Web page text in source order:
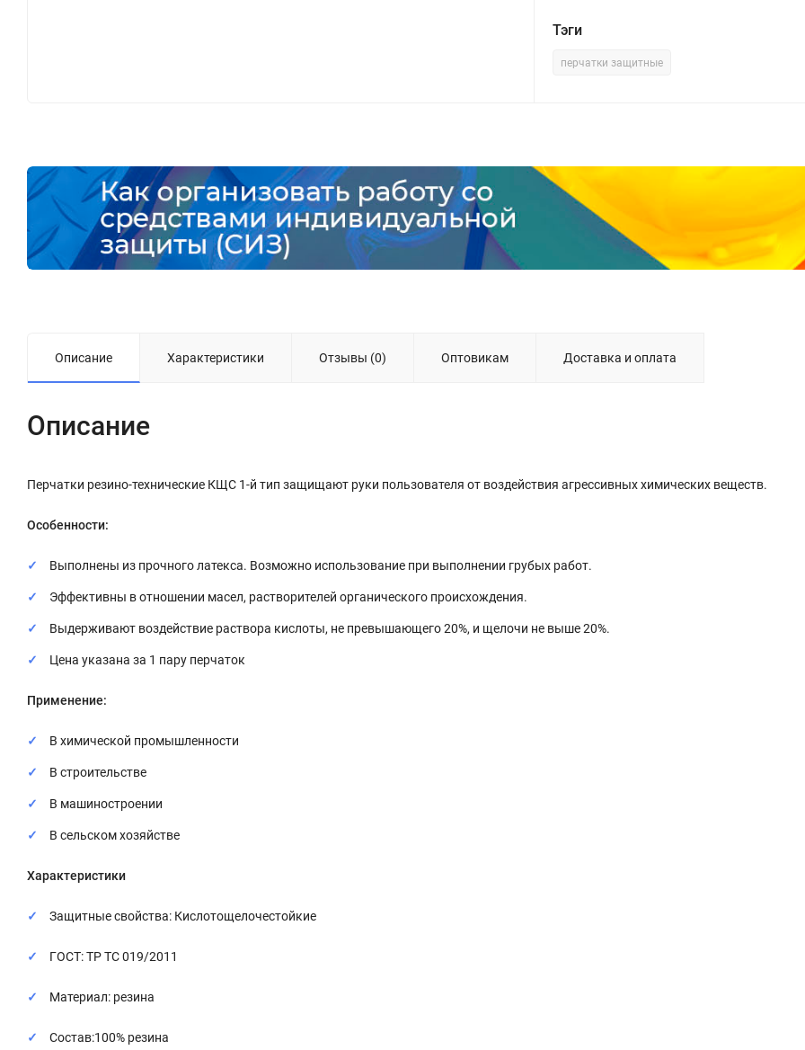
Тэги
перчатки защитные
Описание Характеристики Отзывы (0) Оптовикам Доставка и оплата
Описание
Перчатки резино-технические КЩС 1-й тип защищают руки пользователя от воздействия агрессивных химических веществ.
Особенности:
Выполнены из прочного латекса. Возможно использование при выполнении грубых работ.
Эффективны в отношении масел, растворителей органического происхождения.
Выдерживают воздействие раствора кислоты, не превышающего 20%, и щелочи не выше 20%.
Цена указана за 1 пару перчаток
Применение:
В химической промышленности
В строительстве
В машиностроении
В сельском хозяйстве
Характеристики
Защитные свойства: Кислотощелочестойкие
ГОСТ: ТР ТС 019/2011
Материал: резина
Состав:100% резина